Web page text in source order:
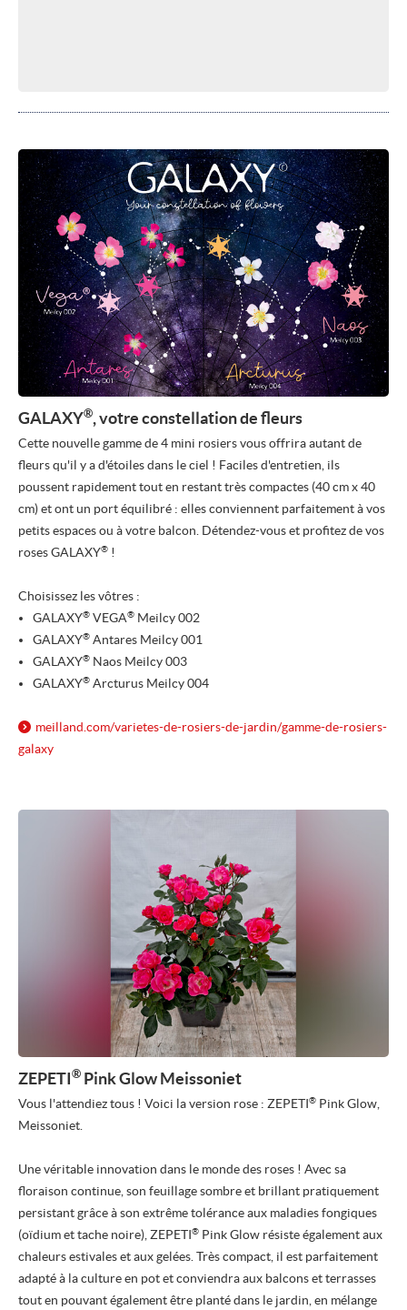
GALAXY®, votre constellation de fleurs
Cette nouvelle gamme de 4 mini rosiers vous offrira autant de
fleurs qu'il y a d'étoiles dans le ciel ! Faciles d'entretien, ils
poussent rapidement tout en restant très compactes (40 cm x 40
cm) et ont un port équilibré : elles conviennent parfaitement à vos
petits espaces ou à votre balcon. Détendez-vous et profitez de vos
roses GALAXY® !
Choisissez les vôtres :
GALAXY® VEGA® Meilcy 002
GALAXY® Antares Meilcy 001
GALAXY® Naos Meilcy 003
GALAXY® Arcturus Meilcy 004
meilland.com/varietes-de-rosiers-de-jardin/gamme-de-rosiers-
galaxy
ZEPETI® Pink Glow Meissoniet
Vous l'attendiez tous ! Voici la version rose : ZEPETI® Pink Glow,
Meissoniet.
Une véritable innovation dans le monde des roses ! Avec sa
floraison continue, son feuillage sombre et brillant pratiquement
persistant grâce à son extrême tolérance aux maladies fongiques
(oïdium et tache noire), ZEPETI® Pink Glow résiste également aux
chaleurs estivales et aux gelées. Très compact, il est parfaitement
adapté à la culture en pot et conviendra aux balcons et terrasses
tout en pouvant également être planté dans le jardin, en mélange